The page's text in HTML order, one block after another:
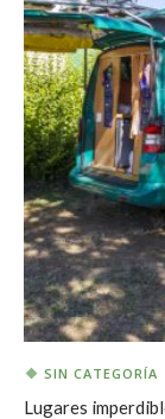
SIN CATEGORÍA
Lugares